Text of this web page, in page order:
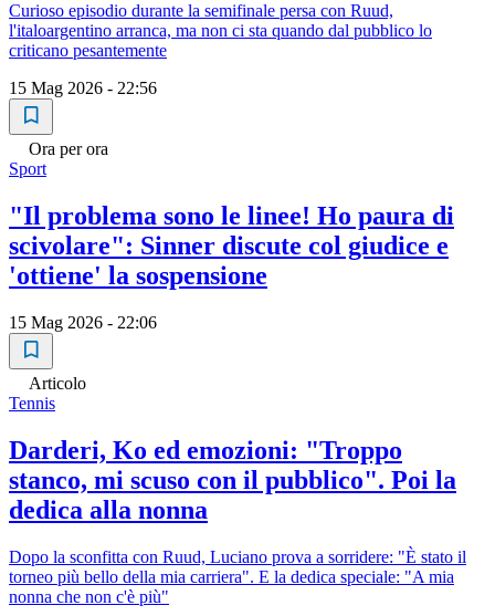
Curioso episodio durante la semifinale persa con Ruud,
l'italoargentino arranca, ma non ci sta quando dal pubblico lo
criticano pesantemente
15 Mag 2026 - 22:56
Ora per ora
Sport
"Il problema sono le linee! Ho paura di
scivolare": Sinner discute col giudice e
'ottiene' la sospensione
15 Mag 2026 - 22:06
Articolo
Tennis
Darderi, Ko ed emozioni: "Troppo
stanco, mi scuso con il pubblico". Poi la
dedica alla nonna
Dopo la sconfitta con Ruud, Luciano prova a sorridere: "È stato il
torneo più bello della mia carriera". E la dedica speciale: "A mia
nonna che non c'è più"